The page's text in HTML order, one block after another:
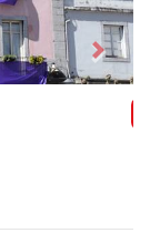
Next